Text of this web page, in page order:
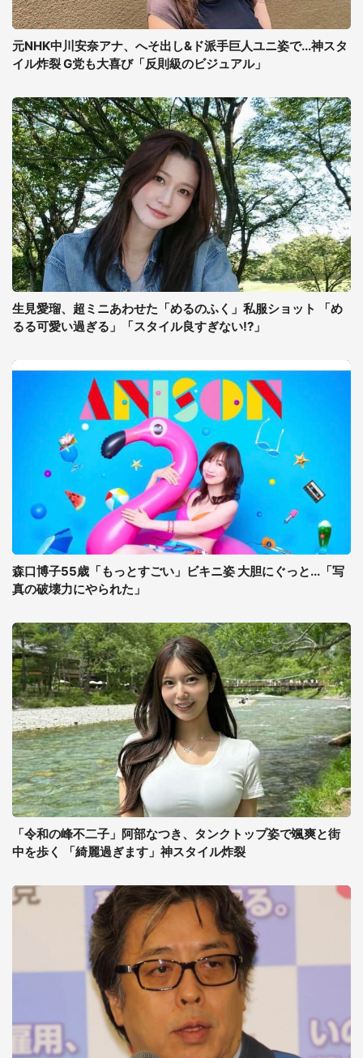
元NHK中川安奈アナ、へそ出し&ド派手巨人ユニ姿で...神スタ
イル炸裂 G党も大喜び「反則級のビジュアル」
生見愛瑠、超ミニあわせた「めるのふく」私服ショット 「め
るる可愛い過ぎる」「スタイル良すぎない!?」
森口博子55歳「もっとすごい」ビキニ姿 大胆にぐっと...「写
真の破壊力にやられた」
「令和の峰不二子」阿部なつき、タンクトップ姿で颯爽と街
中を歩く 「綺麗過ぎます」神スタイル炸裂